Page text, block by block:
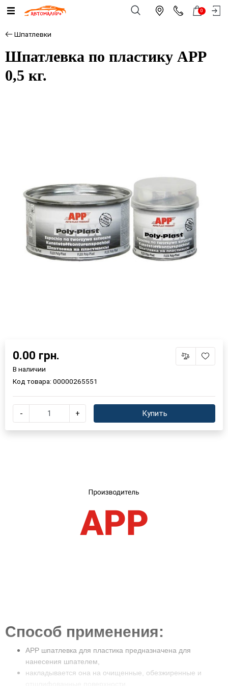
0
Шпатлевки
Шпатлевка по пластику APP
0,5 кг.
UA RU
Способ применения:
APP шпатлевка для пластика предназначена для
нанесения шпателем,
накладывается она на очищенные, обезжиренные и
0.00 грн.
В наличии
Код товара: 00000265551
- + Купить